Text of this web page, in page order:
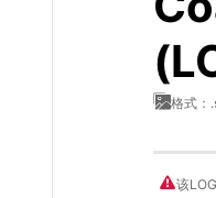
格式：
该